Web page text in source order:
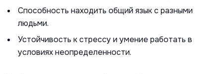
Способность находить общий язык с разными
людьми.
Устойчивость к стрессу и умение работать в
условиях неопределенности.